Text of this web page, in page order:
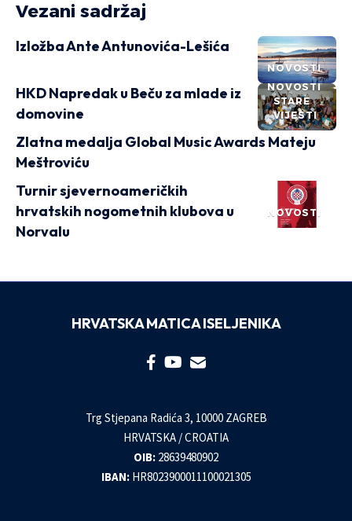
Vezani sadržaj
NOVOSTI
Izložba Ante Antunovića-Lešića
NOVOSTI
STARE
VIJESTI
HKD Napredak u Beču za mlade iz
domovine
Zlatna medalja Global Music Awards Mateju
Meštroviću
NOVOSTI
Turnir sjevernoameričkih
hrvatskih nogometnih klubova u
Norvalu
HRVATSKA MATICA ISELJENIKA
Trg Stjepana Radića 3, 10000 ZAGREB
HRVATSKA / CROATIA
OIB: 28639480902
IBAN: HR8023900011100021305